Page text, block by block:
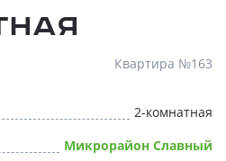
Квартира №163
2-комнатная
Микрорайон Славный